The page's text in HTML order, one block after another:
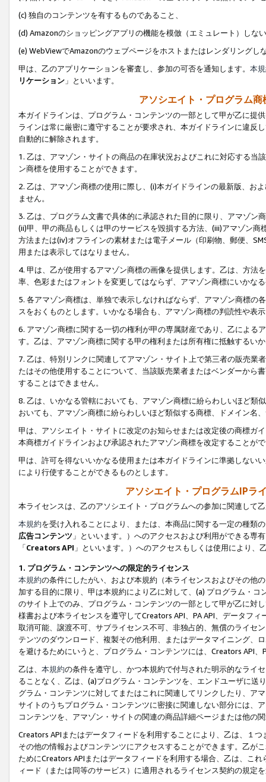
(c) 独自のコンテンツを有するものであること、
(d) Amazonのショッピングアプリの機能を模倣（エミュレート）しな
(e) WebViewでAmazonのウェブページをホストまたはレンダリングし
甲は、乙のアプリケーションを審査し、参加の可否を通知します。 本
リケーション 」といいます。
アソシエイト・プログラム
本ガイドラインは、プログラム・コンテンツの一部として甲が乙に提
ラインは常に厳密に遵守することが要求され、本ガイドラインに違反
自動的に解除されます。
1. 乙は、アマゾン・サイトの商品の在庫状況およびこれに対応する
ン商標を使用することができます。
2. 乙は、アマゾン商標の使用に際し、(i)本ガイドラインの最新版、お
ません。
3. 乙は、プログラム文書で具体的に承認された目的に限り、アマゾン
(ii)甲、甲の商品もしくは甲のサービスを毀損する方法、(iii)アマゾン
方法または(iv)オフラインの素材または電子メール（印刷物、郵便、
用または表示してはなりません。
4. 甲は、乙が使用するアマゾン商標の画像を提供します。乙は、方
率、色彩またはフォントを変更してはならず、アマゾン商標にいかな
5. 各アマゾン商標は、単独で表示しなければならず、アマゾン商標
スをおくものとします。いかなる場合も、アマゾン商標の判読性や表
6. アマゾン商標に関する一切の権利が甲の専属財産であり、乙による
す。乙は、アマゾン商標に関する甲の権利または所有権に抵触するい
7. 乙は、特別リンクに関連してアマゾン・サイト上で第三者の販売
たはその他使用することについて、当該販売業者またはベンダーから
することはできません。
8. 乙は、いかなる管轄においても、アマゾン商標に紛らわしいほど類
おいても、アマゾン商標に紛らわしいほど類似する商標、ドメイン名
甲は、アソシエイト・サイトに改定のお知らせまたは改定後の商標ガ
本商標ガイドラインおよび承認されたアマゾン商標を改定することが
甲は、許可を得ないいかなる使用または本ガイドラインに準拠しない
により行使することができるものとします。
アソシエイト・プログラムIPラ
本ライセンスは、乙のアソシエイト・プログラムへの参加に関連して
本規約を受け入れることにより、または、本商品に関する一定の種類
広告コンテンツ 」といいます。）へのアクセスおよび利用ができる専
「Creators API 」といいます。）へのアクセスもしくは使用により
1. プログラム・コンテンツへの限定的ライセンス
本規約の条件にしたがい、および本規約（本ライセンスおよびその他
加する目的に限り、甲は本規約により乙に対して、(a) プログラム・
のサイト上でのみ、プログラム・コンテンツの一部として甲が乙に対
様書および本ライセンスを遵守してCreators API、PA API、データフ
取消可能、譲渡不可、サブライセンス不可、非独占的、無償のライセ
テンツのダウンロード、複製その他利用、またはデータマイニング、
を避けるためにいうと、プログラム・コンテンツには、Creators API
乙は、 本規約の条件を遵守し、かつ本規約で付与された明示的なライ
ることなく、乙は、(a)プログラム・コンテンツを、エンドユーザに
グラム・コンテンツに対してまたはこれに関連してリンクしたり、ア
サイトのうちプログラム・コンテンツに密接に関連しない部分には、
コンテンツを、アマゾン・サイトの関連の商品詳細ページまたは他の
Creators APIまたはデータフィードを利用することにより、乙は、１
その他の情報およびコンテンツにアクセスすることができます。乙が
ためにCreators APIまたはデータフィードを利用する場合、乙は、こ
ィード（または同等のサービス）に適用されるライセンス契約の規定